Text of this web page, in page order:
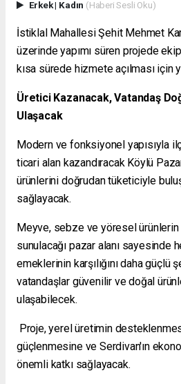
Erkek| Kadın (Haberi Sesli Oku)
İstiklal Mahallesi Şehit Mehmet
üzerinde yapımı süren projede
kısa sürede hizmete açılması için
Üretici Kazanacak, Vatandaş
Ulaşacak
Modern ve fonksiyonel yapısıyla
ticari alan kazandıracak Köylü
ürünlerini doğrudan tüketiciyle
sağlayacak.
Meyve, sebze ve yöresel ürünlerin
sunulacağı pazar alanı sayesinde
emeklerinin karşılığını daha güçlü
vatandaşlar güvenilir ve doğal
ulaşabilecek.
Proje, yerel üretimin
güçlenmesine ve Serdivan'ın
önemli katkı sağlayacak.